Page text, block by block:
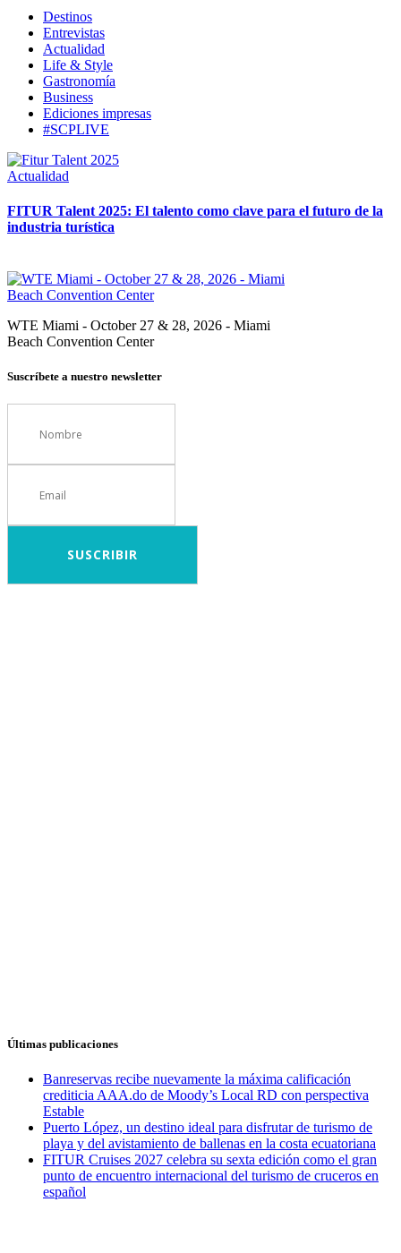
Destinos
Entrevistas
Actualidad
Life & Style
Gastronomía
Business
Ediciones impresas
#SCPLIVE
Actualidad
FITUR Talent 2025: El talento como clave para el futuro de la
industria turística
WTE Miami - October 27 & 28, 2026 - Miami
Beach Convention Center
Suscríbete a nuestro newsletter
Últimas publicaciones
Banreservas recibe nuevamente la máxima calificación
crediticia AAA.do de Moody’s Local RD con perspectiva
Estable
Puerto López, un destino ideal para disfrutar de turismo de
playa y del avistamiento de ballenas en la costa ecuatoriana
FITUR Cruises 2027 celebra su sexta edición como el gran
punto de encuentro internacional del turismo de cruceros en
español